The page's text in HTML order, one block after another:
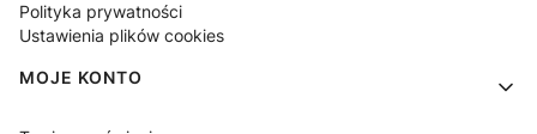
Polityka prywatności
Ustawienia plików cookies
MOJE KONTO